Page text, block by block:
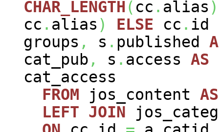
CHAR_LENGTH( cc . alias )
cc . alias ) ELSE cc . id
groups , s . published
cat_pub , s . access AS
cat_access
FROM jos_content AS
LEFT JOIN